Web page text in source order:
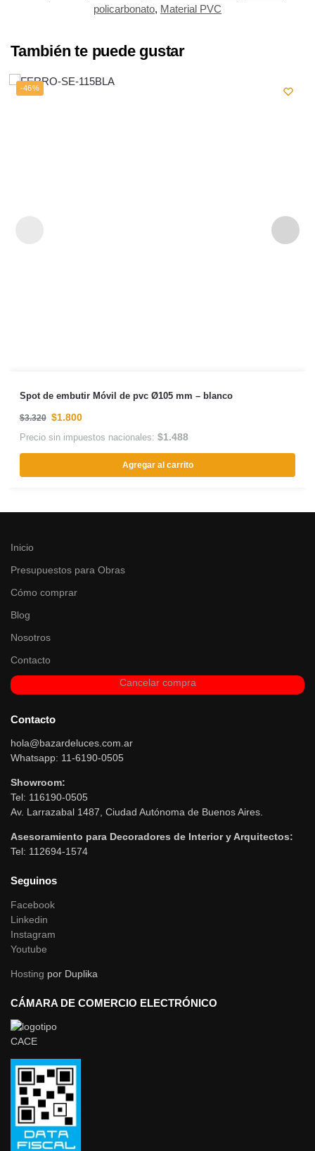
policarbonato, Material PVC
También te puede gustar
-46%
Spot de embutir Móvil de pvc Ø105 mm – blanco
$3.320 $1.800
Precio sin impuestos nacionales: $1.488
Agregar al carrito
Inicio
Presupuestos para Obras
Cómo comprar
Blog
Nosotros
Contacto
Cancelar compra
Contacto
hola@bazardeluces.com.ar
Whatsapp: 11-6190-0505
Showroom:
Tel: 116190-0505
Av. Larrazabal 1487, Ciudad Autónoma de Buenos Aires.
Asesoramiento para Decoradores de Interior y Arquitectos:
Tel: 112694-1574
Seguinos
Facebook
Linkedin
Instagram
Youtube
Hosting por Duplika
CÁMARA DE COMERCIO ELECTRÓNICO